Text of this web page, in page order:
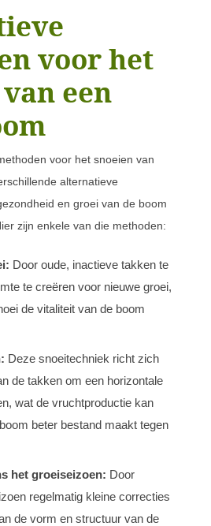
voor het
een
voor het snoeien van
alternatieve
en groei van de boom
zijn enkele van die methoden:
Door oude, inactieve takken te
te creëren voor nieuwe groei,
de vitaliteit van de boom
Deze snoeitechniek richt zich
de takken om een horizontale
wat de vruchtproductie kan
beter bestand maakt tegen
het groeiseizoen: Door
regelmatig kleine correcties
de vorm en structuur van de